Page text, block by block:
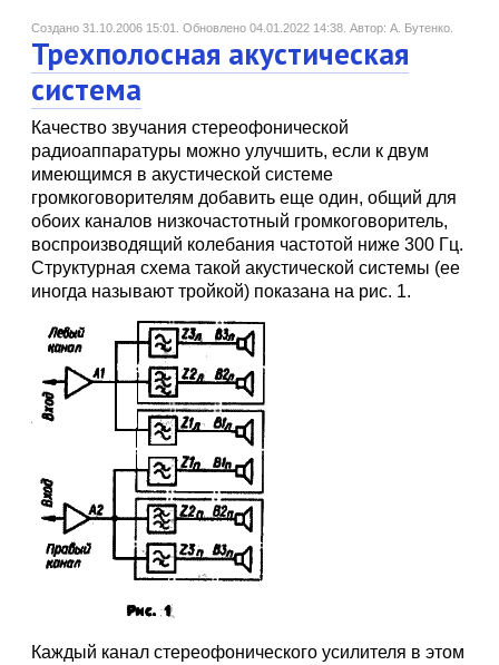
Создано 31.10.2006 15:01. Обновлено 04.01.2022 14:38. Автор: А. Бутенко.
Трехполосная акустическая
система
Качество звучания стереофонической
радиоаппаратуры можно улучшить, если к двум
имеющимся в акустической системе
громкоговорителям добавить еще один, общий для
обоих каналов низкочастотный громкоговоритель,
воспроизводящий колебания частотой ниже 300 Гц.
Структурная схема такой акустической системы (ее
иногда называют тройкой) показана на рис. 1.
Каждый канал стереофонического усилителя в этом